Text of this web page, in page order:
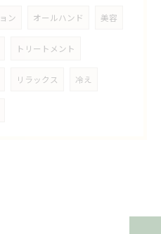
ン オールハンド 美容
トリートメント
リラックス 冷え